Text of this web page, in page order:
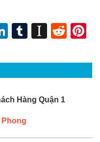
LinkedIn
Tumblr
Hàng Quận 1
Phong